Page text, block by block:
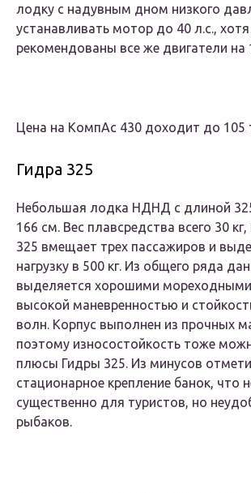
лодку с надувным дном низкого
устанавливать мотор до 40 л.с., хотя
рекомендованы все же двигатели на
Цена на КомпАс 430 доходит до 105
Гидра 325
Небольшая лодка НДНД с длиной
166 см. Вес плавсредства всего 30
325 вмещает трех пассажиров и
нагрузку в 500 кг. Из общего ряда
выделяется хорошими мореходными
высокой маневренностью и
волн. Корпус выполнен из прочных
поэтому износостойкость тоже
плюсы Гидры 325. Из минусов
стационарное крепление банок, что
существенно для туристов, но
рыбаков.